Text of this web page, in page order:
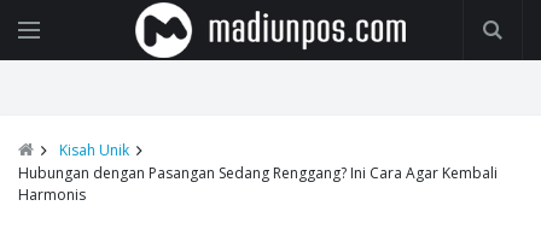
Kisah Unik
Hubungan dengan Pasangan Sedang Renggang? Ini Cara Agar Kembali
Harmonis